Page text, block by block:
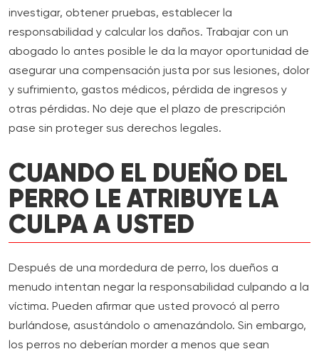
investigar, obtener pruebas, establecer la
responsabilidad y calcular los daños. Trabajar con un
abogado lo antes posible le da la mayor oportunidad de
asegurar una compensación justa por sus lesiones, dolor
y sufrimiento, gastos médicos, pérdida de ingresos y
otras pérdidas. No deje que el plazo de prescripción
pase sin proteger sus derechos legales.
CUANDO EL DUEÑO DEL
PERRO LE ATRIBUYE LA
CULPA A USTED
Después de una mordedura de perro, los dueños a
menudo intentan negar la responsabilidad culpando a la
víctima. Pueden afirmar que usted provocó al perro
burlándose, asustándolo o amenazándolo. Sin embargo,
los perros no deberían morder a menos que sean